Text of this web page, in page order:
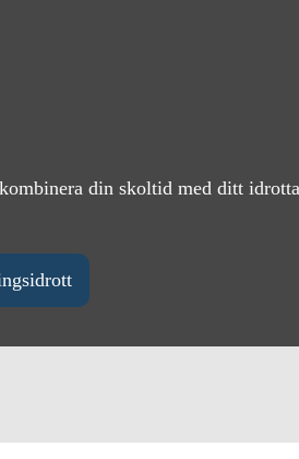
din skoltid med ditt